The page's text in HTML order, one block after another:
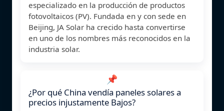
especializado en la producción de productos
fotovoltaicos (PV). Fundada en y con sede en
Beijing, JA Solar ha crecido hasta convertirse
en uno de los nombres más reconocidos en la
industria solar.
📌
¿Por qué China vendía paneles solares a
precios injustamente Bajos?